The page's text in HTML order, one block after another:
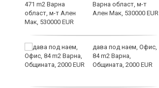
Варна област, м-т
Ален Мак, 530000 EUR
дава под наем, Офис,
84 m2 Варна,
Общината, 2000 EUR